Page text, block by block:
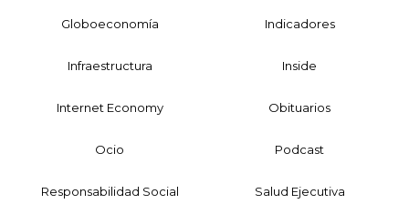
Globoeconomía Indicadores
Infraestructura Inside
Internet Economy Obituarios
Ocio Podcast
Responsabilidad Social Salud Ejecutiva